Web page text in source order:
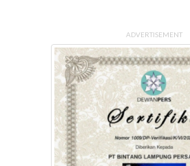
ADVERTISEMENT